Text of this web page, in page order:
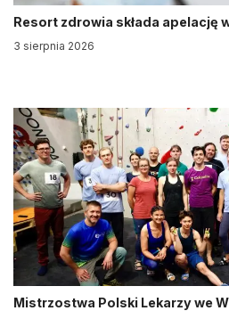
Resort zdrowia składa apelację
3 sierpnia 2026
Mistrzostwa Polski Lekarzy we